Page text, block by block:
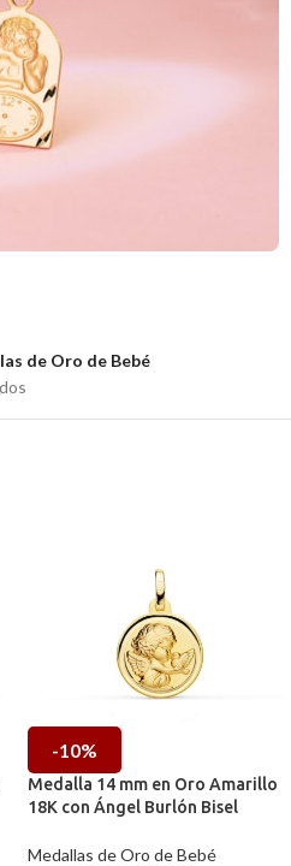
de Oro de Bebé
-10%
Medalla 14 mm en Oro Amarillo
18K con Ángel Burlón Bisel
Medallas de Oro de Bebé